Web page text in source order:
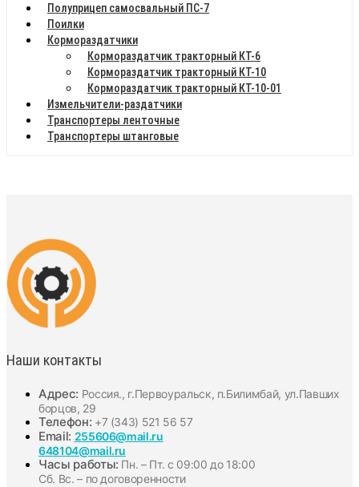
Полуприцеп самосвальный ПС-7
Поилки
Кормораздатчики
Кормораздатчик тракторный КТ-6
Кормораздатчик тракторный КТ-10
Кормораздатчик тракторный КТ-10-01
Измельчители-раздатчики
Транспортеры ленточные
Транспортеры штанговые
Наши контакты
Адрес: Россия., г.Первоуральск, п.Билимбай, ул.Павших
борцов, 29
Телефон: +7 (343) 521 56 57
Email: 255606@mail.ru
648104@mail.ru
Часы работы: Пн. – Пт. с 09:00 до 18:00
Сб. Вс. – по договоренности